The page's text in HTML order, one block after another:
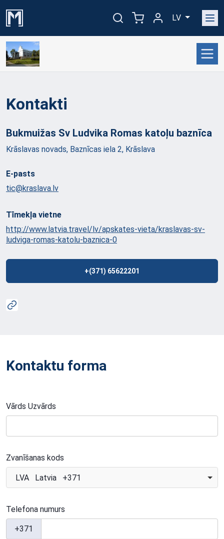
LV
Kontakti
Bukmuižas Sv Ludvika Romas katoļu baznīca
Krāslavas novads, Baznīcas iela 2, Krāslava
E-pasts
tic@kraslava.lv
Tīmekļa vietne
http://www.latvia.travel/lv/apskates-vieta/kraslavas-sv-
ludviga-romas-katolu-baznica-0
+(371) 65622201
Kontaktu forma
Vārds Uzvārds
Zvanīšanas kods
LVA Latvia +371
Telefona numurs
+371